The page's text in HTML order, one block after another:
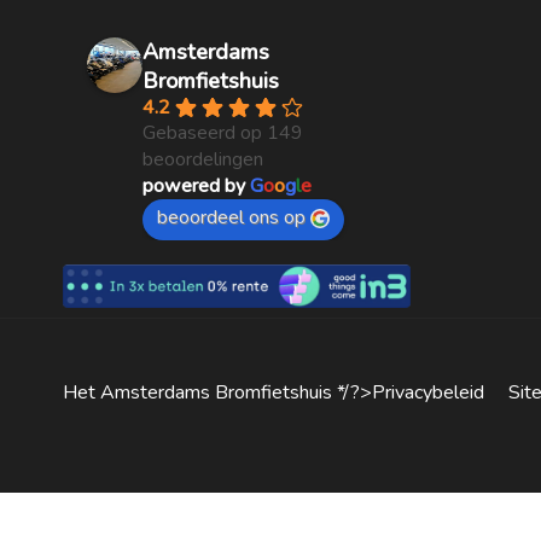
Amsterdams
Bromfietshuis
4.2
Gebaseerd op 149
beoordelingen
powered byGoogle
beoordeel ons op
Het Amsterdams Bromfietshuis */?>Privacybeleid S